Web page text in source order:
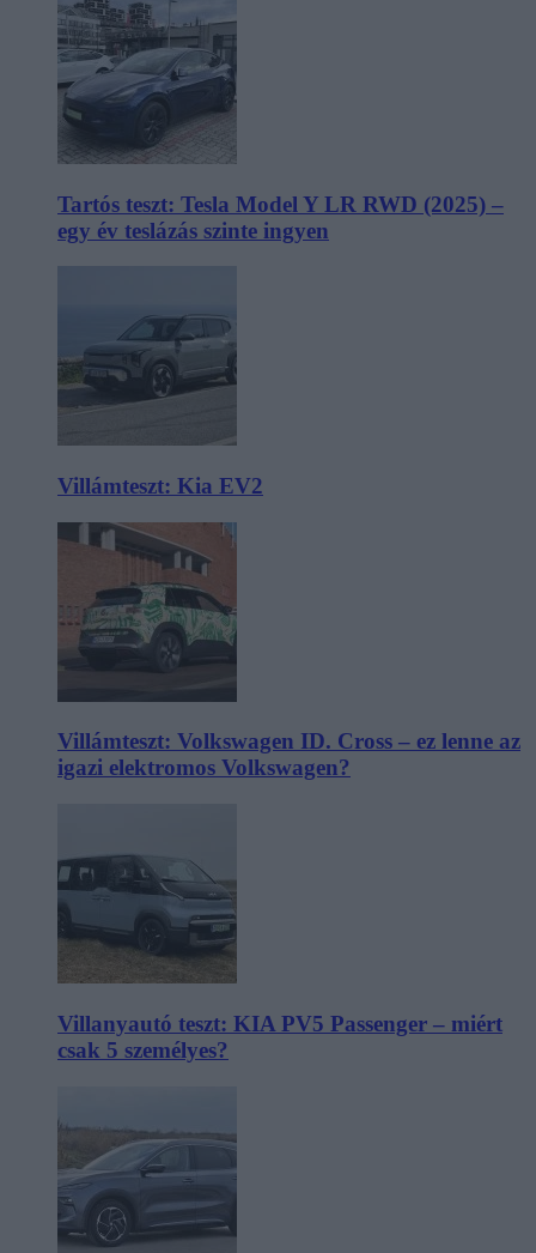
Tartós teszt: Tesla Model Y LR RWD (2025) –
egy év teslázás szinte ingyen
Villámteszt: Kia EV2
Villámteszt: Volkswagen ID. Cross – ez lenne az
igazi elektromos Volkswagen?
Villanyautó teszt: KIA PV5 Passenger – miért
csak 5 személyes?